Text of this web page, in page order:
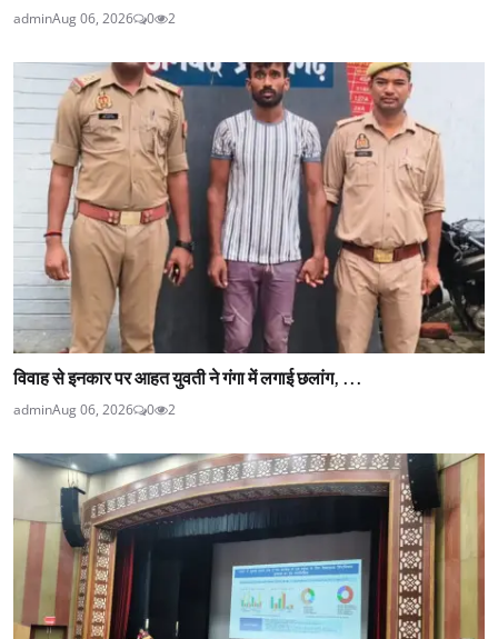
adminAug 06, 2026 0 2
विवाह से इनकार पर आहत युवती ने गंगा में लगाई छलांग, ...
adminAug 06, 2026 0 2